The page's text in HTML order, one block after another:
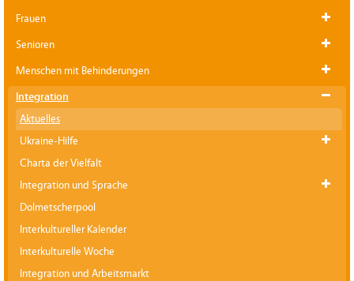
Frauen
Senioren
Menschen mit Behinderungen
Integration
Aktuelles
Ukraine-Hilfe
Charta der Vielfalt
Integration und Sprache
Dolmetscherpool
Interkultureller Kalender
Interkulturelle Woche
Integration und Arbeitsmarkt